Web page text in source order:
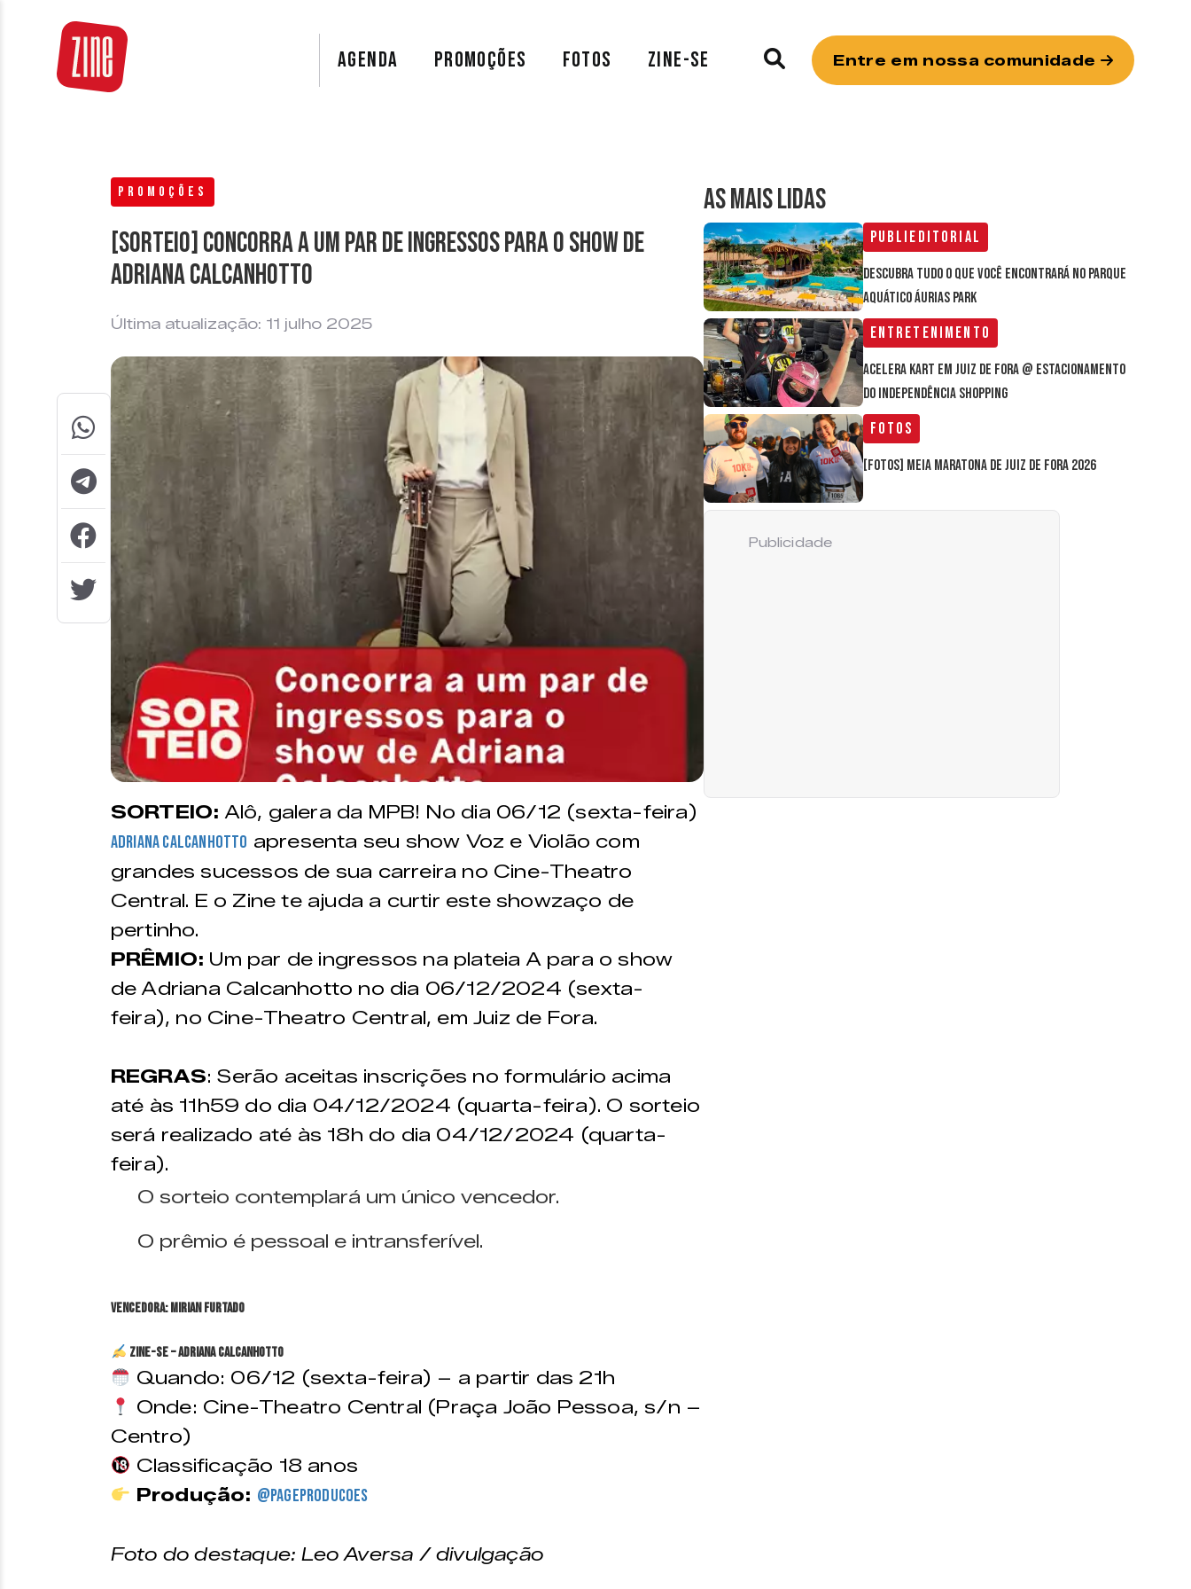
AGENDA PROMOÇÕES FOTOS ZINE-SE Entre em nossa comunidade
PROMOÇÕES
[SORTEIO] Concorra a um par de ingressos para o show de
Adriana Calcanhotto
Última atualização: 11 julho 2025
SORTEIO:Alô, galera da MPB! No dia 06/12 (sexta-feira)
Adriana Calcanhotto apresenta seu show Voz e Violão com
grandes sucessos de sua carreira no Cine-Theatro
Central. E o Zine te ajuda a curtir este showzaço de
pertinho.
PRÊMIO: Um par de ingressos na plateia A para o show
de Adriana Calcanhotto no dia 06/12/2024 (sexta-
feira), no Cine-Theatro Central, em Juiz de Fora.
REGRAS: Serão aceitas inscrições no formulário acima
até às 11h59 do dia 04/12/2024 (quarta-feira). O sorteio
será realizado até às 18h do dia 04/12/2024 (quarta-
feira).
O sorteio contemplará um único vencedor.
O prêmio é pessoal e intransferível.
VENCEDORA: Mirian Furtado
ZINE-SE – Adriana Calcanhotto
Quando: 06/12 (sexta-feira) – a partir das 21h
Onde: Cine-Theatro Central (Praça João Pessoa, s/n –
Centro)
Classificação 18 anos
Produção: @pageproducoes
Foto do destaque: Leo Aversa / divulgação
AS MAIS LIDAS
Publieditorial
Descubra tudo o que você encontrará no parque
aquático Áurias Park
Entretenimento
Acelera Kart em Juiz de Fora @ estacionamento
do Independência Shopping
Fotos
[FOTOS] Meia Maratona de Juiz de Fora 2026
Publicidade